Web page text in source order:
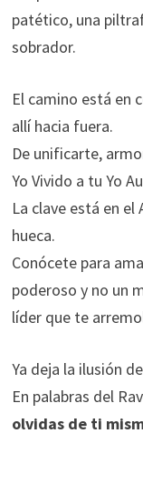
patético, una
sobrador.
El camino está en
allí hacia fuera.
De unificarte,
Yo Vivido a tu Yo
La clave está en el
hueca.
Conócete para
poderoso y no un
líder que te
Ya deja la ilusión
En palabras del
olvidas de ti